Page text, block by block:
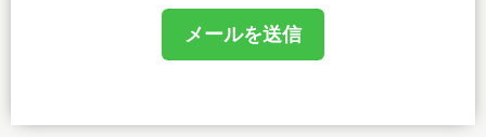
(1)個人情報保護に関する規程を策定し、事務局及び